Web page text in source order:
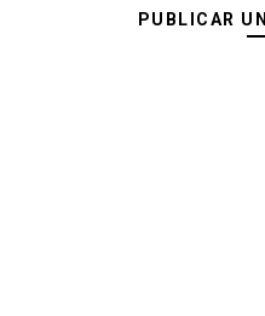
PUBLICAR